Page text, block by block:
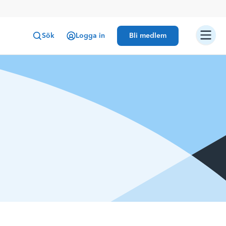
Sök Logga in Bli medlem